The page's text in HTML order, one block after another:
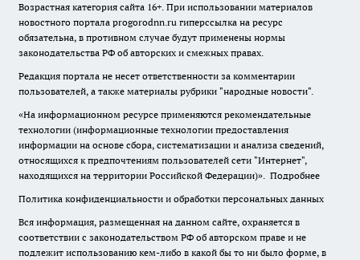
Возрастная категория сайта 16+. При использовании материалов
новостного портала progorodnn.ru гиперссылка на ресурс
обязательна, в противном случае будут применены нормы
законодательства РФ об авторских и смежных правах.
Редакция портала не несет ответственности за комментарии
пользователей, а также материалы рубрики "народные новости".
«На информационном ресурсе применяются рекомендательные
технологии (информационные технологии предоставления
информации на основе сбора, систематизации и анализа сведений,
относящихся к предпочтениям пользователей сети "Интернет",
находящихся на территории Российской Федерации)». Подробнее
Политика конфиденциальности и обработки персональных данных
Вся информация, размещенная на данном сайте, охраняется в
соответствии с законодательством РФ об авторском праве и не
подлежит использованию кем-либо в какой бы то ни было форме, в